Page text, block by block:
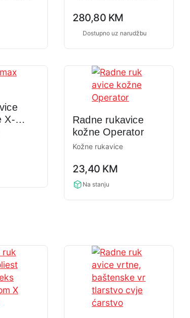
rating
280,80 KM
Dostupno uz narudžbu
X-
Radne rukavice
kožne Operator
Kožne rukavice
rating
23,40 KM
Na stanju